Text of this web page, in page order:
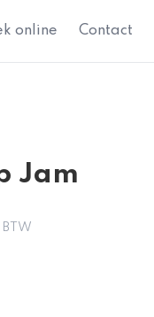
online Contact
Jam
BTW